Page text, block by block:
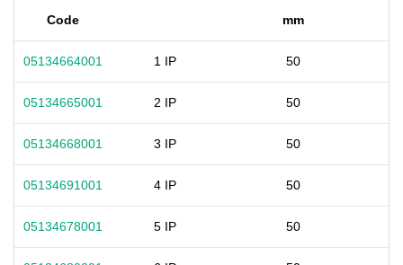
Code mm
05134664001 1 IP 50
05134665001 2 IP 50
05134668001 3 IP 50
05134691001 4 IP 50
05134678001 5 IP 50